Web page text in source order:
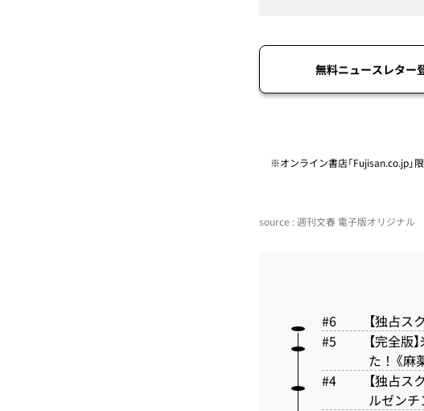
無料ニュースレター
※オンライン書店「Fujisan.co.jp」
source : 週刊文春 電子版オリジナル
【独占ス
【完全版
た！《麻
【独占ス
ルゼンチ